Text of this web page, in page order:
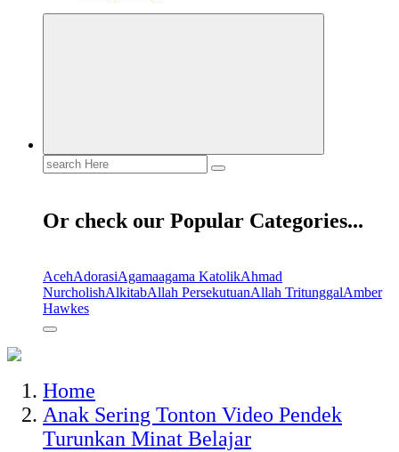
Search
for:
Or check our Popular Categories...
AcehAdorasiAgamaagama KatolikAhmad
NurcholishAlkitabAllah PersekutuanAllah TritunggalAmber
Hawkes
Home
Anak Sering Tonton Video Pendek
Turunkan Minat Belajar